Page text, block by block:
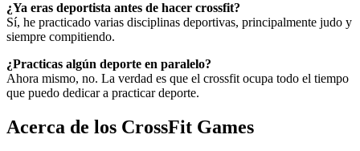
¿Ya eras deportista antes de hacer crossfit?
Sí, he practicado varias disciplinas deportivas, principalmente judo y
siempre compitiendo.
¿Practicas algún deporte en paralelo?
Ahora mismo, no. La verdad es que el crossfit ocupa todo el tiempo
que puedo dedicar a practicar deporte.
Acerca de los CrossFit Games